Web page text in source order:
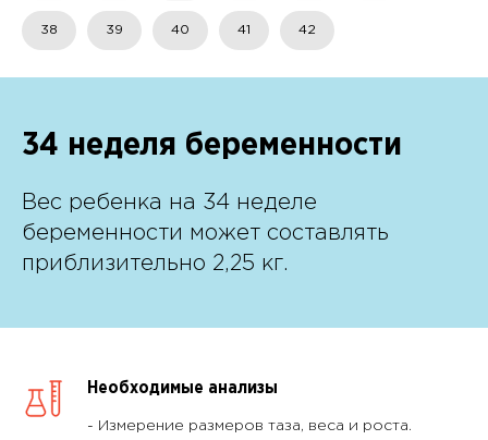
38 39 40 41 42
34 неделя беременности
Вес ребенка на 34 неделе
беременности может составлять
приблизительно 2,25 кг.
Необходимые анализы
- Измерение размеров таза, веса и роста.